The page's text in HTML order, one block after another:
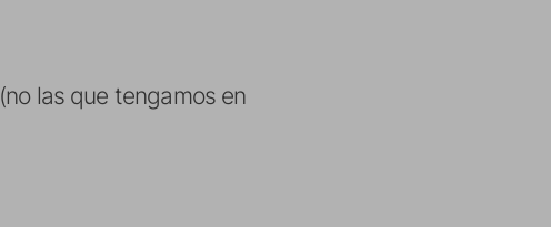
las que tengamos en